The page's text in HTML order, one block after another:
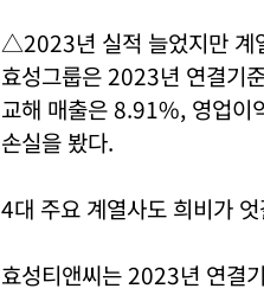
△2023년 실적 늘었지만 계
효성그룹은 2023년 연결기
교해 매출은 8.91%, 영업이
손실을 봤다.
4대 주요 계열사도 희비가
효성티앤씨는 2023년 연결